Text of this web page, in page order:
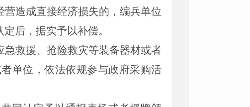
营造成直接经济损失的，编兵单位
后，据实予以补偿。
急救援、抢险救灾等装备器材或者
单位，依法依规参与政府采购活